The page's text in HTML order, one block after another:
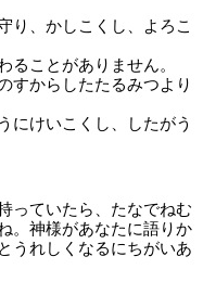
り、かしこくし、よろこ
ることがありません。
すからしたたるみつより
にけいこくし、したがう
っていたら、たなでねむ
。神様があなたに語りか
うれしくなるにちがいあ